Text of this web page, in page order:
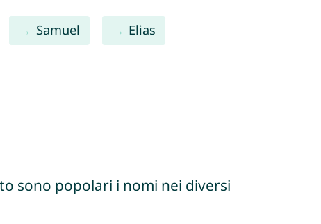
Samuel Elias
sono popolari i nomi nei diversi